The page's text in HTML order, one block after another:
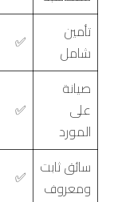
تأمين
شامل
✅
صيانة
على
المورد
✅
سائق ثابت
ومعروف
✅